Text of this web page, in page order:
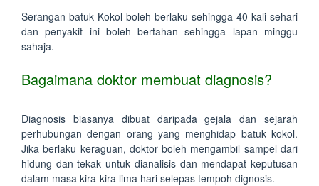
Serangan batuk Kokol boleh berlaku sehingga 40 kali sehari
dan penyakit ini boleh bertahan sehingga lapan minggu
sahaja.
Bagaimana doktor membuat diagnosis?
Diagnosis biasanya dibuat daripada gejala dan sejarah
perhubungan dengan orang yang menghidap batuk kokol.
Jika berlaku keraguan, doktor boleh mengambil sampel dari
hidung dan tekak untuk dianalisis dan mendapat keputusan
dalam masa kira-kira lima hari selepas tempoh dignosis.